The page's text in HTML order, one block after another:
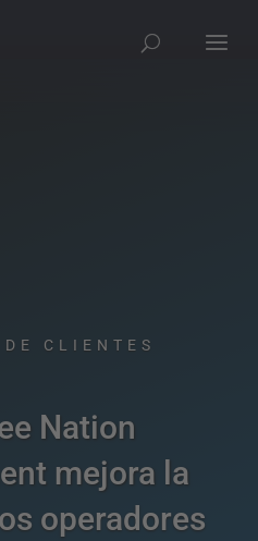
CLIENTES​
Nation
mejora la
operadores